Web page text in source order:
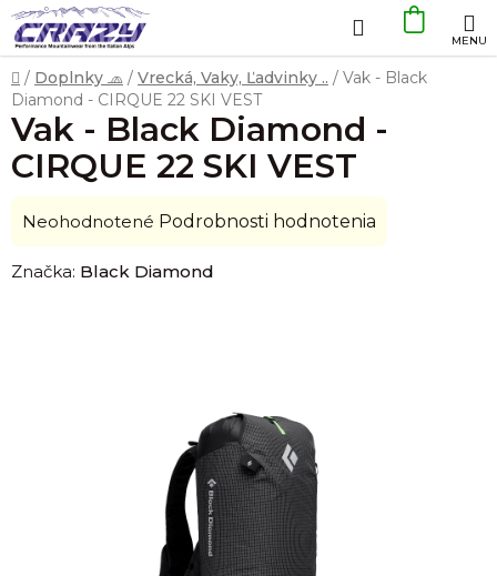
Prejsť
na
obsah
Hľadať
KOŠÍK
Domov
/ Doplnky 🧢 / Vrecká, Vaky, Ľadvinky .. / Vak - Black
Diamond - CIRQUE 22 SKI VEST
Vak - Black Diamond -
CIRQUE 22 SKI VEST
Priemerné
produktu
Neohodnotené Podrobnosti hodnotenia
Značka: Black Diamond